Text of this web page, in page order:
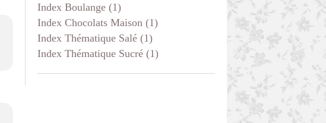
Index Boulange (1)
Index Chocolats Maison (1)
Index Thématique Salé (1)
Index Thématique Sucré (1)